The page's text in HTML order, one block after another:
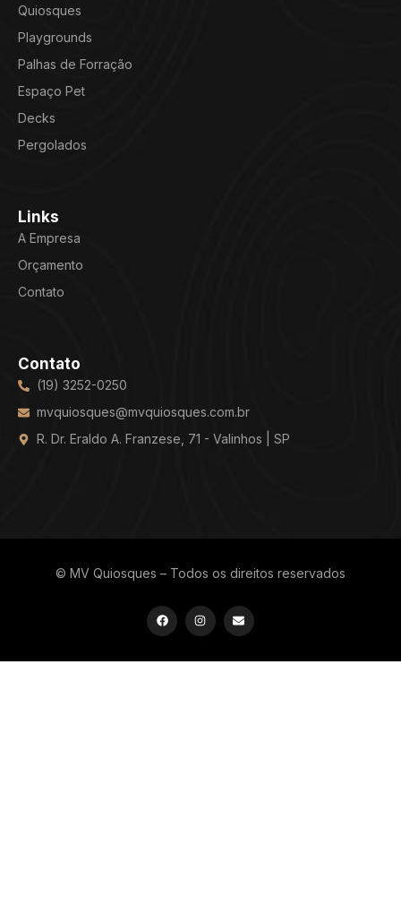
Quiosques
Playgrounds
Palhas de Forração
Espaço Pet
Decks
Pergolados
Links
A Empresa
Orçamento
Contato
Contato
(19) 3252-0250
mvquiosques@mvquiosques.com.br
R. Dr. Eraldo A. Franzese, 71 - Valinhos | SP
© MV Quiosques – Todos os direitos reservados